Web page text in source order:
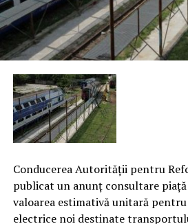
Conducerea Autorităţii pentru
publicat un anunţ consultare
valoarea estimativă unitară
electrice noi destinate